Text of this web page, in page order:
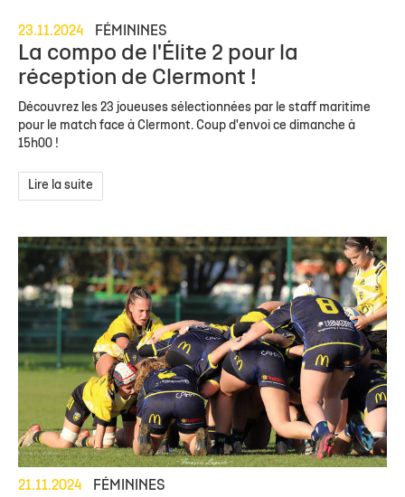
23.11.2024 FÉMININES
La compo de l'Élite 2 pour la
réception de Clermont !
Découvrez les 23 joueuses sélectionnées par le staff maritime
pour le match face à Clermont. Coup d'envoi ce dimanche à
15h00 !
Lire la suite
21.11.2024 FÉMININES